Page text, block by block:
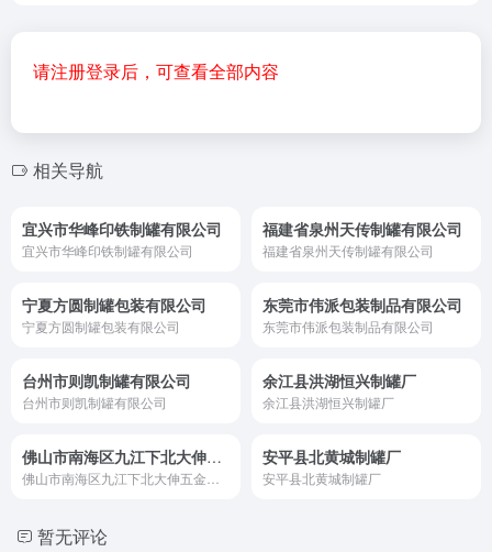
请注册登录后，可查看全部内容
相关导航
宜兴市华峰印铁制罐有限公司
宜兴市华峰印铁制罐有限公司
福建省泉州天传制罐有限公司
福建省泉州天传制罐有限公司
宁夏方圆制罐包装有限公司
宁夏方圆制罐包装有限公司
东莞市伟派包装制品有限公司
东莞市伟派包装制品有限公司
台州市则凯制罐有限公司
台州市则凯制罐有限公司
余江县洪湖恒兴制罐厂
余江县洪湖恒兴制罐厂
佛山市南海区九江下北大伸五金制罐厂 安平县北黄城制罐厂
安平县北黄城制罐厂
暂无评论